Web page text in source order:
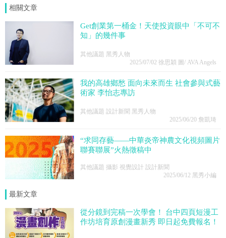
相關文章
Get創業第一桶金！天使投資眼中「不可不
知」的幾件事
其他議題 黑秀人物
2025/07/02 徐思穎 圖/ AVA Angels
我的高雄鄉愁 面向未來而生 社會參與式藝
術家 李怡志專訪
其他議題 設計新聞 黑秀人物
2025/06/20詹凱琦
“求同存藝——中華炎帝神農文化視頻圖片
聯賽聯展”火熱徵稿中
其他議題 攝影 視覺設計 設計新聞
2025/06/12 黑秀小編
最新文章
從分鏡到完稿一次學會！ 台中四頁短漫工
作坊培育原創漫畫新秀 即日起免費報名！